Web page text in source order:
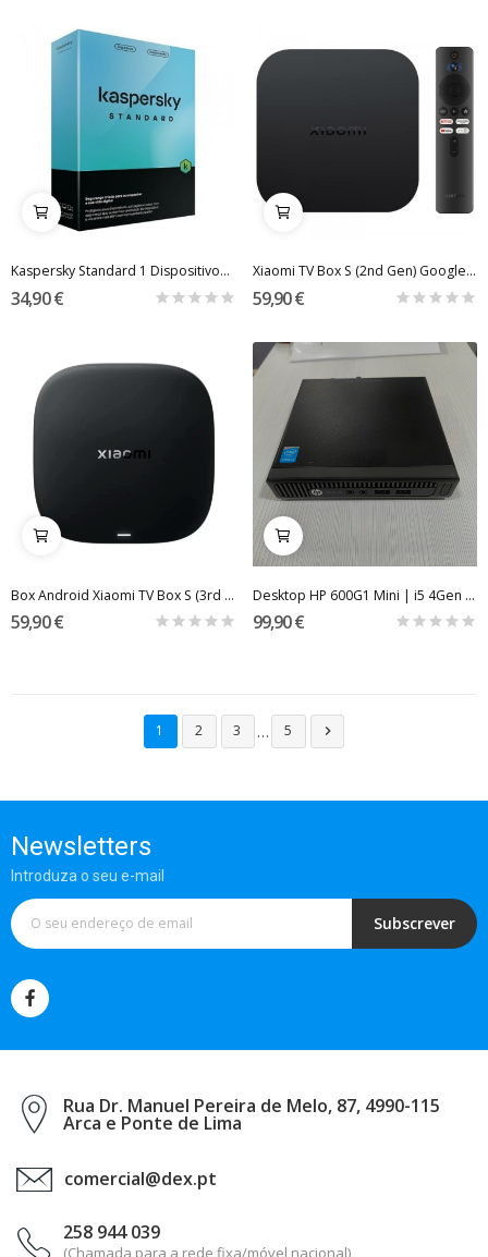
Kaspersky Standard 1 Dispositivos - Subscrição...
34,90 €
Xiaomi TV Box S (2nd Gen) Google TV 4K Ultra HD
59,90 €
Box Android Xiaomi TV Box S (3rd Gen) 2GB/32GB...
59,90 €
Desktop HP 600G1 Mini | i5 4Gen | 8GB DDR4 |...
99,90 €
1 2 3 … 5 
Newsletters
Introduza o seu e-mail
Subscrever
Rua Dr. Manuel Pereira de Melo, 87, 4990-115
Arca e Ponte de Lima
comercial@dex.pt
258 944 039
(Chamada para a rede fixa/móvel nacional)